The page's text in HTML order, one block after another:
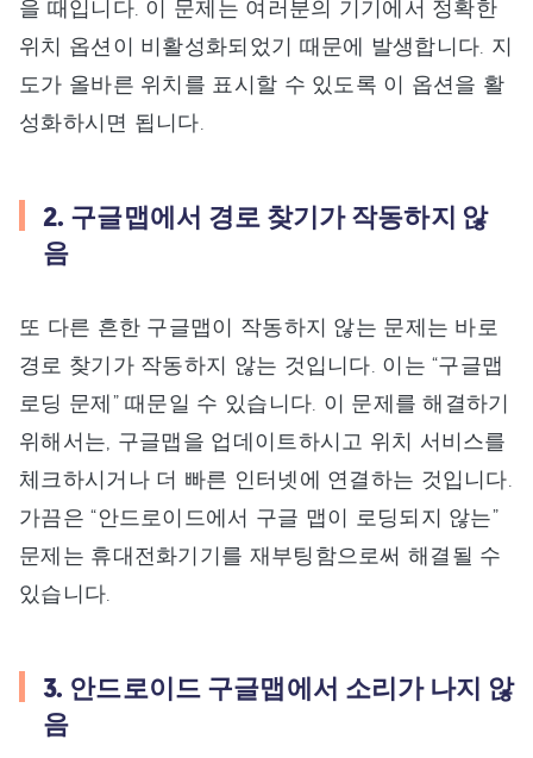
을 때입니다. 이 문제는 여러분의 기기에서 정확한
위치 옵션이 비활성화되었기 때문에 발생합니다. 지
도가 올바른 위치를 표시할 수 있도록 이 옵션을 활
성화하시면 됩니다.
2. 구글맵에서 경로 찾기가 작동하지 않
음
또 다른 흔한 구글맵이 작동하지 않는 문제는 바로
경로 찾기가 작동하지 않는 것입니다. 이는 “구글맵
로딩 문제” 때문일 수 있습니다. 이 문제를 해결하기
위해서는, 구글맵을 업데이트하시고 위치 서비스를
체크하시거나 더 빠른 인터넷에 연결하는 것입니다.
가끔은 “안드로이드에서 구글 맵이 로딩되지 않는”
문제는 휴대전화기기를 재부팅함으로써 해결될 수
있습니다.
3. 안드로이드 구글맵에서 소리가 나지 않
음